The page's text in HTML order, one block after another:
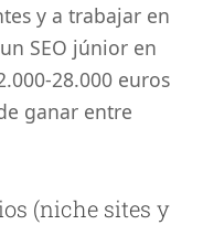
y a trabajar en
SEO júnior en
28.000 euros
ganar entre
(niche sites y